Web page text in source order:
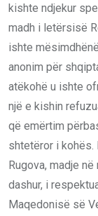
kishte ndjekur
madh i letërsisë
ishte
anonim për
atëkohë u ishte
një e kishin
që emërtim
shtetëror i
Rugova, madje
dashur, i
Maqedonisë së